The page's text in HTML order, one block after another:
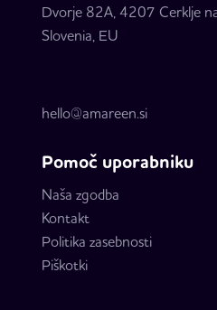
Dvorje 82A, 4207 Cerklje
Slovenia, EU
hello@amareen.si
Pomoč uporabniku
Naša zgodba
Kontakt
Politika zasebnosti
Piškotki